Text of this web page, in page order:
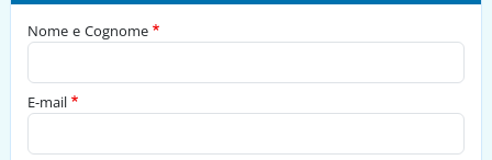
Nome e Cognome
E-mail